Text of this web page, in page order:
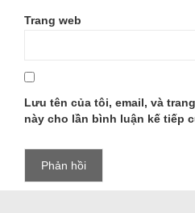
Trang web
Lưu tên của tôi, email, và
này cho lần bình luận kế tiếp